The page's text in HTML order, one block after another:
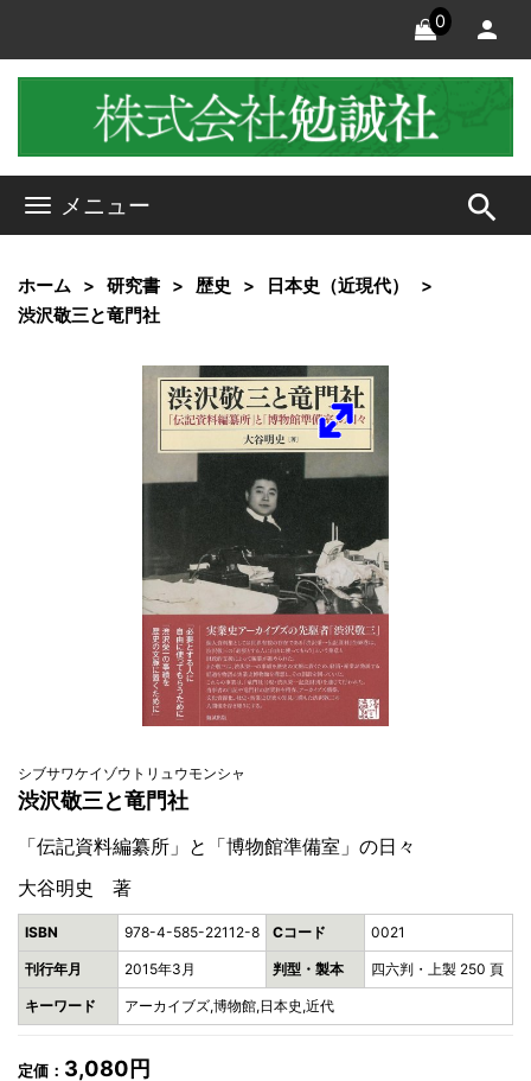
0
メニュー search
ホーム 研究書 歴史
日本史（近現代）
渋沢敬三と竜門社
シブサワケイゾウトリュウモンシャ
渋沢敬三と竜門社
「伝記資料編纂所」と「博物館準備室」の日々
大谷明史 著
ISBN 978-4-585-22112-8 Cコード 0021
刊行年月 2015年3月 判型・製本 四六判・上製 250 頁
キーワード アーカイブズ,博物館,日本史,近代
定価： 3,080円